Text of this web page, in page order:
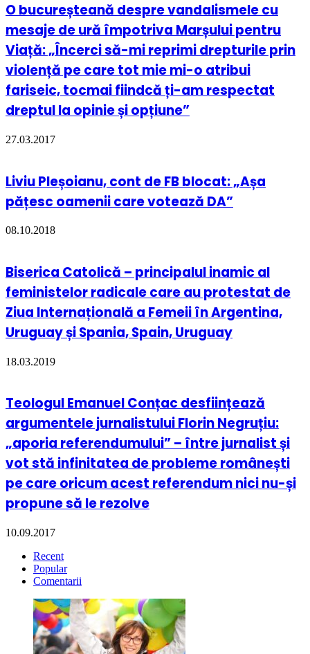
O bucureșteană despre vandalismele cu
mesaje de ură împotriva Marșului pentru
Viață: „Încerci să-mi reprimi drepturile prin
violență pe care tot mie mi-o atribui
fariseic, tocmai fiindcă ți-am respectat
dreptul la opinie și opțiune”
27.03.2017
Liviu Pleșoianu, cont de FB blocat: „Așa
pățesc oamenii care votează DA”
08.10.2018
Biserica Catolică – principalul inamic al
feministelor radicale care au protestat de
Ziua Internațională a Femeii în Argentina,
Uruguay și Spania, Spain, Uruguay
18.03.2019
Teologul Emanuel Conțac desființează
argumentele jurnalistului Florin Negruțiu:
„aporia referendumului” – între jurnalist și
vot stă infinitatea de probleme românești
pe care oricum acest referendum nici nu-și
propune să le rezolve
10.09.2017
Recent
Popular
Comentarii